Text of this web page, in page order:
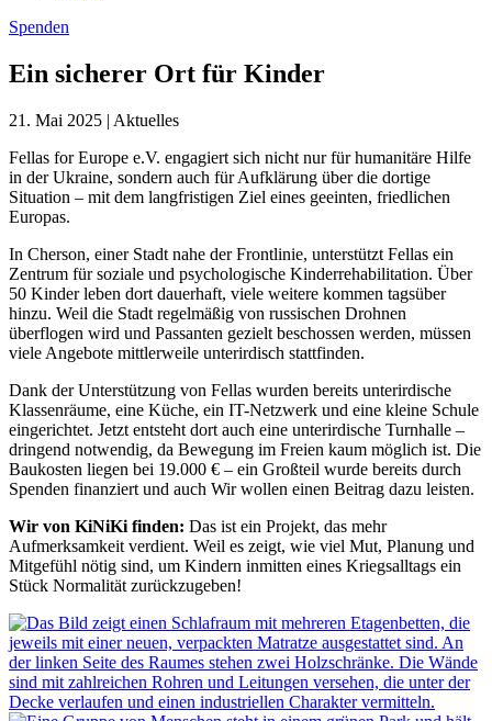
Spenden
Ein sicherer Ort für Kinder
21. Mai 2025 | Aktuelles
Fellas for Europe e.V. engagiert sich nicht nur für humanitäre Hilfe
in der Ukraine, sondern auch für Aufklärung über die dortige
Situation – mit dem langfristigen Ziel eines geeinten, friedlichen
Europas.
In Cherson, einer Stadt nahe der Frontlinie, unterstützt Fellas ein
Zentrum für soziale und psychologische Kinderrehabilitation. Über
50 Kinder leben dort dauerhaft, viele weitere kommen tagsüber
hinzu. Weil die Stadt regelmäßig von russischen Drohnen
überflogen wird und Passanten gezielt beschossen werden, müssen
viele Angebote mittlerweile unterirdisch stattfinden.
Dank der Unterstützung von Fellas wurden bereits unterirdische
Klassenräume, eine Küche, ein IT-Netzwerk und eine kleine Schule
eingerichtet. Jetzt entsteht dort auch eine unterirdische Turnhalle –
dringend notwendig, da Bewegung im Freien kaum möglich ist. Die
Baukosten liegen bei 19.000 € – ein Großteil wurde bereits durch
Spenden finanziert und auch Wir wollen einen Beitrag dazu leisten.
Wir von KiNiKi finden: Das ist ein Projekt, das mehr
Aufmerksamkeit verdient. Weil es zeigt, wie viel Mut, Planung und
Mitgefühl nötig sind, um Kindern inmitten eines Kriegsalltags ein
Stück Normalität zurückzugeben!